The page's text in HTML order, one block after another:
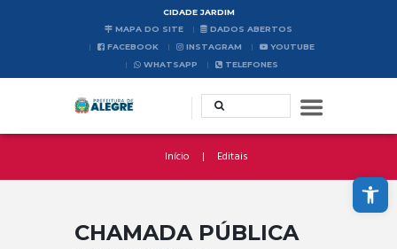
Abrir a barra de ferramentas
CIDADE JARDIM
MAPA DO SITE
DADOS ABERTOS
FACEBOOK
INSTAGRAM
YOUTUBE
WHATSAPP
TELEFONES
Início Editais
CHAMADA PÚBLICA